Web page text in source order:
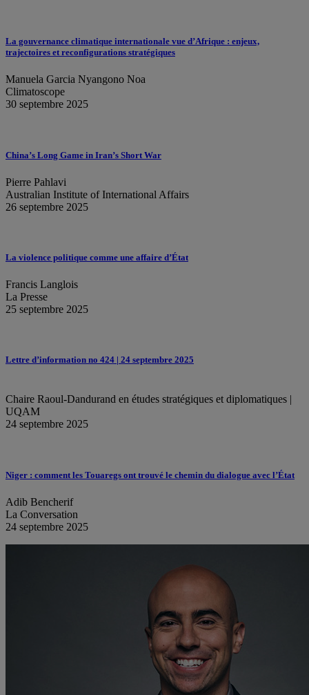
La gouvernance climatique internationale vue d’Afrique : enjeux,
trajectoires et reconfigurations stratégiques
Manuela Garcia Nyangono Noa
Climatoscope
30 septembre 2025
China’s Long Game in Iran’s Short War
Pierre Pahlavi
Australian Institute of International Affairs
26 septembre 2025
La violence politique comme une affaire d’État
Francis Langlois
La Presse
25 septembre 2025
Lettre d’information no 424 | 24 septembre 2025
Chaire Raoul-Dandurand en études stratégiques et diplomatiques |
UQAM
24 septembre 2025
Niger : comment les Touaregs ont trouvé le chemin du dialogue avec l’État
Adib Bencherif
La Conversation
24 septembre 2025